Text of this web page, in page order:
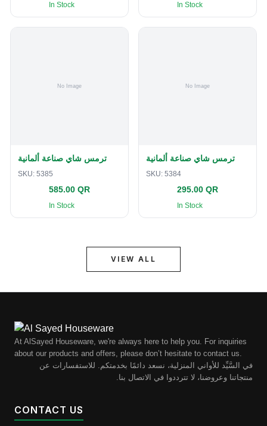
In Stock In Stock
ترمس شاي صناعة ألمانية
SKU: 5385
585.00 QR
In Stock
ترمس شاي صناعة ألمانية
SKU: 5384
295.00 QR
In Stock
VIEW ALL
At AlSayed Houseware, we're always here to help you. For inquiries
about our products and offers, please don’t hesitate to contact us.
في السَّيِّد للأواني المنزلية، نسعد دائمًا بخدمتكم. للاستفسارات عن
منتجاتنا وعروضنا، لا تترددوا في الاتصال بنا.
CONTACT US